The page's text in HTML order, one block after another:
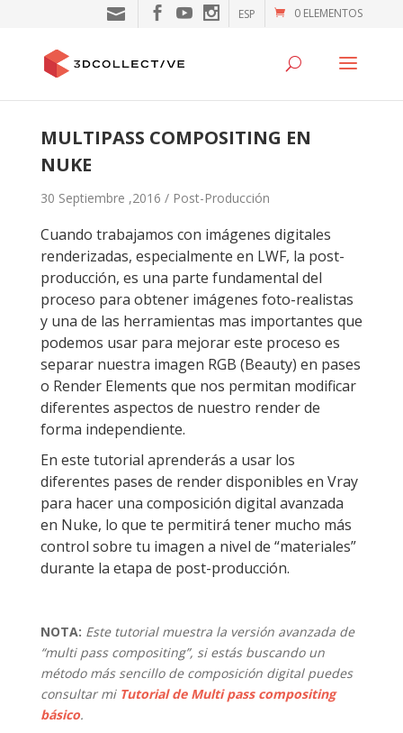
0 ELEMENTOS
ESP
MULTIPASS COMPOSITING EN
NUKE
30 Septiembre ,2016 / Post-Producción
Cuando trabajamos con imágenes digitales
renderizadas, especialmente en LWF, la post-
producción, es una parte fundamental del
proceso para obtener imágenes foto-realistas
y una de las herramientas mas importantes que
podemos usar para mejorar este proceso es
separar nuestra imagen RGB (Beauty) en pases
o Render Elements que nos permitan modificar
diferentes aspectos de nuestro render de
forma independiente.
En este tutorial aprenderás a usar los
diferentes pases de render disponibles en Vray
para hacer una composición digital avanzada
en Nuke, lo que te permitirá tener mucho más
control sobre tu imagen a nivel de “materiales”
durante la etapa de post-producción.
NOTA: Este tutorial muestra la versión avanzada de
“multi pass compositing”, si estás buscando un
método más sencillo de composición digital puedes
consultar mi Tutorial de Multi pass compositing
básico.